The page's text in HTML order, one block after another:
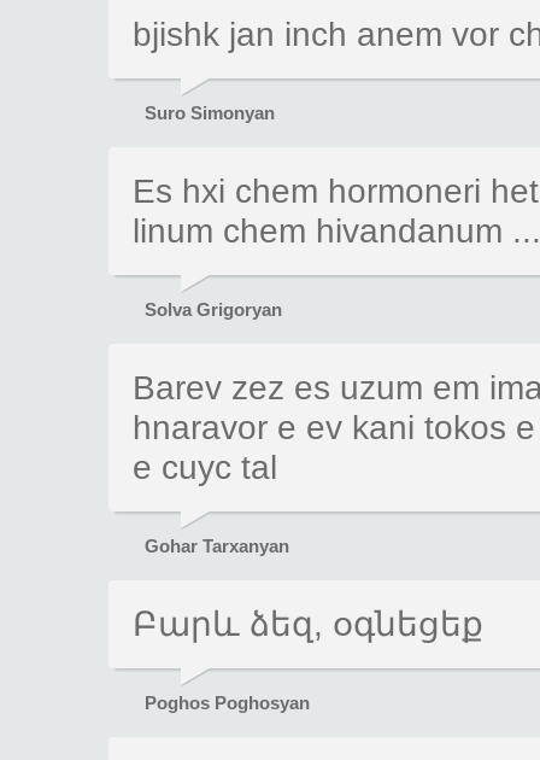
bjishk jan inch anem vor
Suro Simonyan
Es hxi chem hormoneri
linum chem hivandanum
Solva Grigoryan
Barev zez es uzum em
hnaravor e ev kani tokos
e cuyc tal
Gohar Tarxanyan
Բարև ձեզ, օգնեցեք
Poghos Poghosyan